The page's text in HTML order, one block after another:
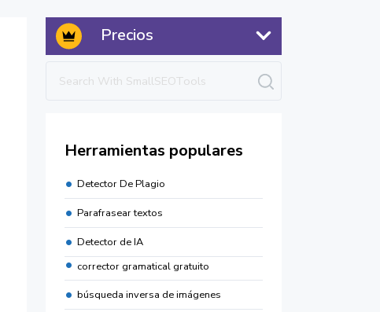
Precios
Herramientas populares
Detector De Plagio
Parafrasear textos
Detector de IA
corrector gramatical gratuito
búsqueda inversa de imágenes